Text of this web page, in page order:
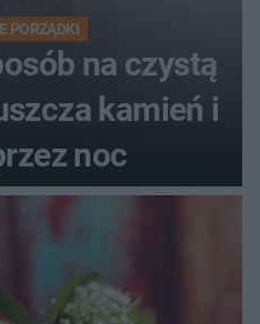
PORZĄDKI
na czystą
kamień i
noc